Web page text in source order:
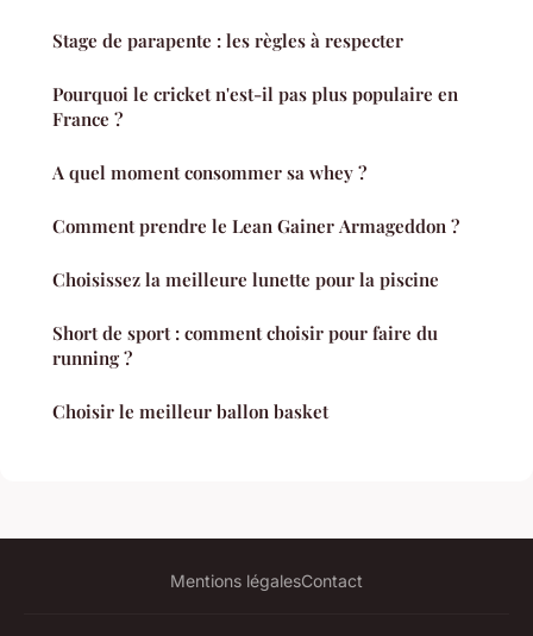
Stage de parapente : les règles à respecter
Pourquoi le cricket n'est-il pas plus populaire en
France ?
A quel moment consommer sa whey ?
Comment prendre le Lean Gainer Armageddon ?
Choisissez la meilleure lunette pour la piscine
Short de sport : comment choisir pour faire du
running ?
Choisir le meilleur ballon basket
Mentions légalesContact